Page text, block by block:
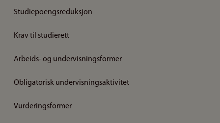
Studiepoengsreduksjon
Krav til studierett
Arbeids- og undervisningsformer
Obligatorisk undervisningsaktivitet
Vurderingsformer